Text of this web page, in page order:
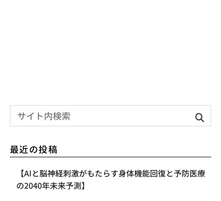
最近の投稿
【AIと脳神経刺激がもたらす身体機能回復と予防医療
の2040年未来予測】